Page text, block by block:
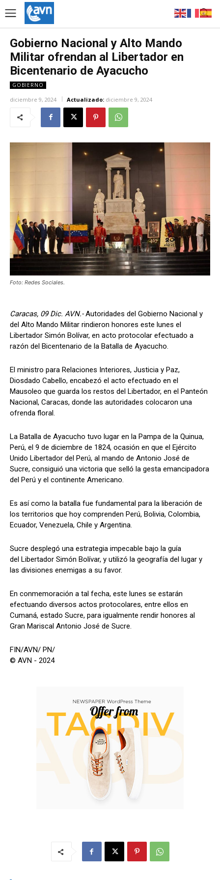
Gobierno Nacional y Alto Mando
Militar ofrendan al Libertador en
Bicentenario de Ayacucho
GOBIERNO
diciembre 9, 2024 Actualizado: diciembre 9, 2024
Foto: Redes Sociales.
Caracas, 09 Dic. AVN.-Autoridades del Gobierno Nacional y
del Alto Mando Militar rindieron honores este lunes el
Libertador Simón Bolívar, en acto protocolar efectuado a
razón del Bicentenario de la Batalla de Ayacucho.
El ministro para Relaciones Interiores, Justicia y Paz,
Diosdado Cabello, encabezó el acto efectuado en el
Mausoleo que guarda los restos del Libertador, en el Panteón
Nacional, Caracas, donde las autoridades colocaron una
ofrenda floral.
La Batalla de Ayacucho tuvo lugar en la Pampa de la Quinua,
Perú, el 9 de diciembre de 1824, ocasión en que el Ejército
Unido Libertador del Perú, al mando de Antonio José de
Sucre, consiguió una victoria que selló la gesta emancipadora
del Perú y el continente Americano.
Es así como la batalla fue fundamental para la liberación de
los territorios que hoy comprenden Perú, Bolivia, Colombia,
Ecuador, Venezuela, Chile y Argentina.
Sucre desplegó una estrategia impecable bajo la guía
del Libertador Simón Bolívar, y utilizó la geografía del lugar y
las divisiones enemigas a su favor.
En conmemoración a tal fecha, este lunes se estarán
efectuando diversos actos protocolares, entre ellos en
Cumaná, estado Sucre, para igualmente rendir honores al
Gran Mariscal Antonio José de Sucre.
FIN/AVN/ PN/
© AVN - 2024